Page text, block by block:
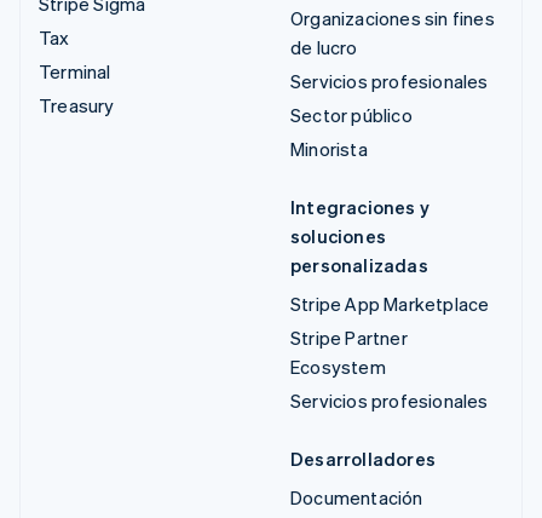
Tax
Terminal
Treasury
Organizaciones sin fines
de lucro
Servicios profesionales
Sector público
Minorista
Integraciones y
soluciones
personalizadas
Stripe App Marketplace
Stripe Partner
Ecosystem
Servicios profesionales
Desarrolladores
Documentación